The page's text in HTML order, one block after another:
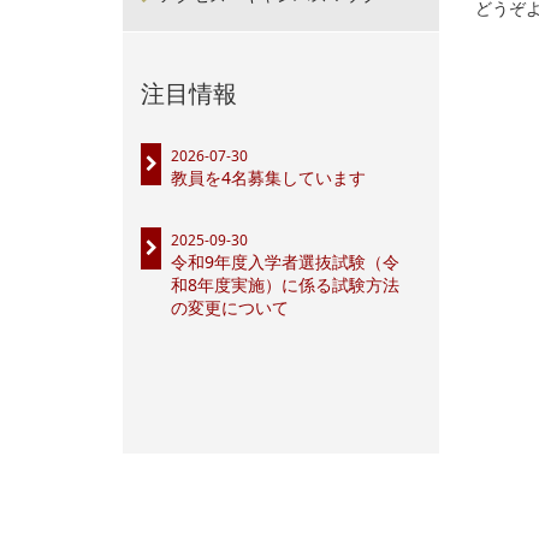
どうぞ
注目情報
2026-07-30
教員を4名募集しています
2025-09-30
令和9年度入学者選抜試験（令
和8年度実施）に係る試験方法
の変更について